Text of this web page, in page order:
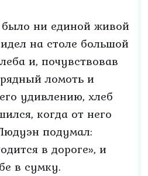
ни единой живой
на столе большой
и, почувствовав
ломоть и
удивлению, хлеб
когда от него
подумал:
в дороге», и
в сумку.